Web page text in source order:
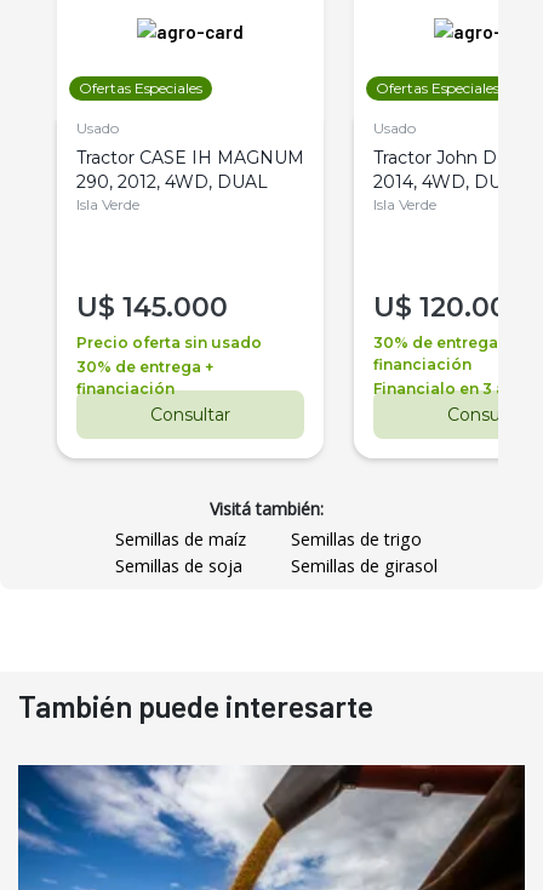
Ofertas Especiales
Usado
Tractor CASE IH MAGNUM
290, 2012, 4WD, DUAL
Isla Verde
U$ 145.000
Precio oferta sin usado
30% de entrega +
financiación
Consultar
Ofertas Especiales
Usado
Tractor John Deere
2014, 4WD, DUAL
Isla Verde
U$ 120.000
30% de entrega +
financiación
Financialo en 3 años
Consultar
Visitá también:
Semillas de maíz
Semillas de trigo
Semillas de soja
Semillas de girasol
También puede interesarte